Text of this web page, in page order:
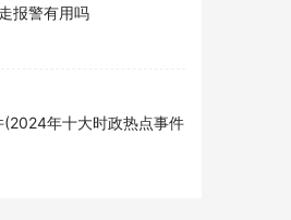
报警有用吗
年十大时政热点事件